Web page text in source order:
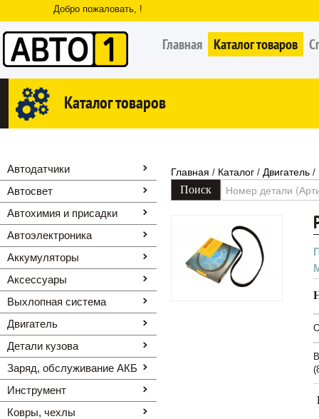
Добро пожаловать, !
Главная Каталог товаров
Каталог товаров
Автодатчики
Автосвет
Автохимия и присадки
Автоэлектроника
Аккумуляторы
Аксессуары
Выхлопная система
Двигатель
Детали кузова
Заряд, обслуживание АКБ
Инструмент
Ковры, чехлы
Главная / Каталог / Двигатель /